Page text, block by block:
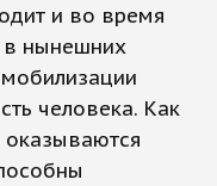
и во время
в нынешних
человека. Как